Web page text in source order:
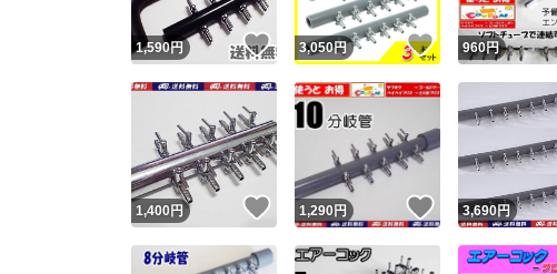
1,590円 いいね！
3,050円 いいね！
960円
1,400 円 いいね！
1,290円 いいね！
3,690円